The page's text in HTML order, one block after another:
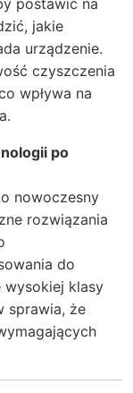
postawić na
jakie
urządzenie.
czyszczenia
wpływa na
po
nowoczesny
rozwiązania
do
wysokiej klasy
sprawia, że